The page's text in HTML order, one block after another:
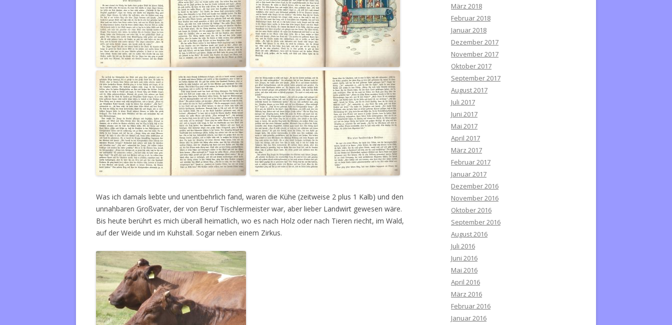
Was ich damals liebte und unentbehrlich fand, waren die Kühe (zeitweise 2 plus 1 Kalb) und den
unnahbaren Großvater, der von Beruf Tischlermeister war, aber lieber Landwirt gewesen wäre.
Bis heute berührt es mich überall heimatlich, wo es nach Holz oder nach Tieren riecht, im Wald,
auf der Weide und im Kuhstall. Sogar neben einem Zirkus.
März 2018
Februar 2018
Januar 2018
Dezember 2017
November 2017
Oktober 2017
September 2017
August 2017
Juli 2017
Juni 2017
Mai 2017
April 2017
März 2017
Februar 2017
Januar 2017
Dezember 2016
November 2016
Oktober 2016
September 2016
August 2016
Juli 2016
Juni 2016
Mai 2016
April 2016
März 2016
Februar 2016
Januar 2016